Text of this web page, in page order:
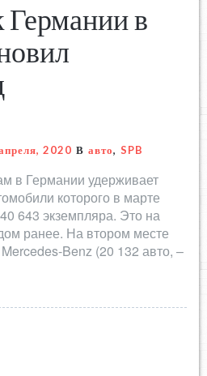
в
2020 В авто, SPB
в Германии удерживает
которого в марте
643 экземпляра. Это на
ранее. На втором месте
Benz (20 132 авто, –